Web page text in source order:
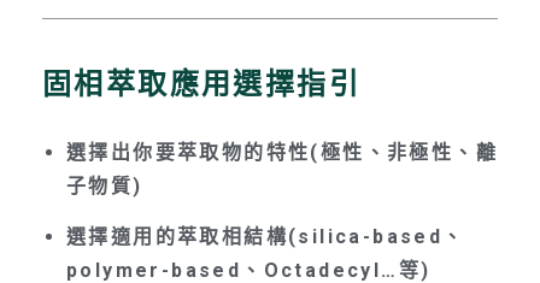
固相萃取應用選擇指引
選擇出你要萃取物的特性(極性、非極性、離
子物質)
選擇適用的萃取相結構(silica-based、
polymer-based、Octadecyl…等)